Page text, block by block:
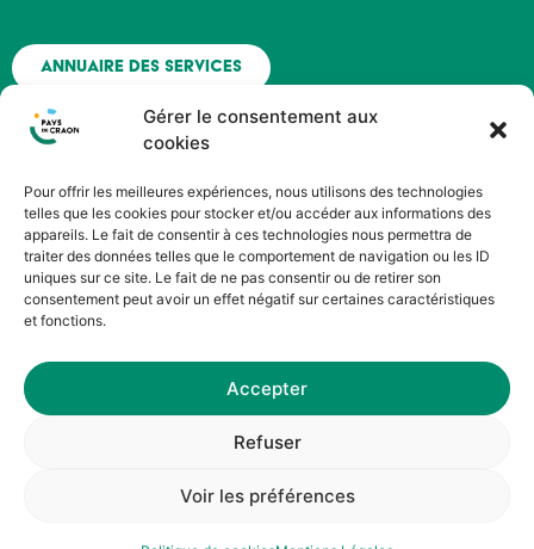
Gérer le consentement aux
cookies
Pour offrir les meilleures expériences, nous utilisons des technologies
telles que les cookies pour stocker et/ou accéder aux informations des
appareils. Le fait de consentir à ces technologies nous permettra de
traiter des données telles que le comportement de navigation ou les ID
uniques sur ce site. Le fait de ne pas consentir ou de retirer son
consentement peut avoir un effet négatif sur certaines caractéristiques
et fonctions.
Accepter
Refuser
Voir les préférences
Annuaire des services
Nous contacter
Espace agent - Octime
Suivez nous !
Mentions Légales | Politique de Cookies